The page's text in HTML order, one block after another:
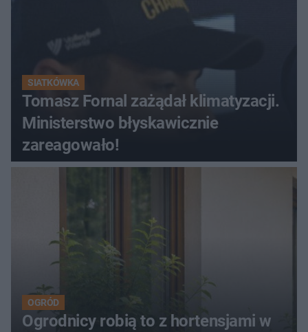
SIATKÓWKA
Tomasz Fornal zażądał klimatyzacji.
Ministerstwo błyskawicznie
zareagowało!
OGRÓD
Ogrodnicy robią to z hortensjami w